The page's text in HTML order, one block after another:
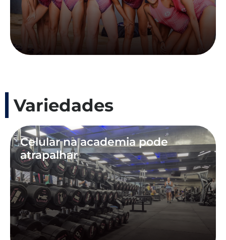
Variedades
Celular na academia pode
atrapalhar